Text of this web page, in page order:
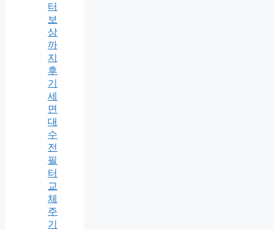
터
보
상
까
지
후
기
세
면
대
수
전
필
터
교
체
주
기